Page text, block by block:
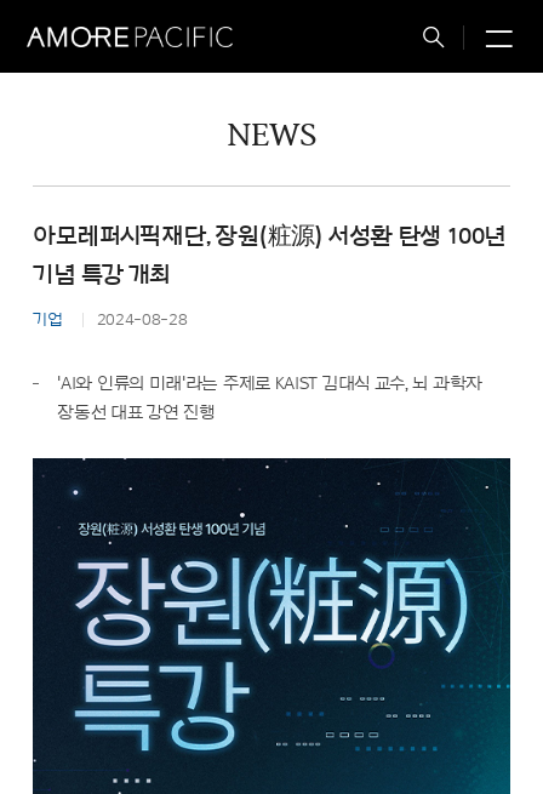
Total
NEWS
아모레퍼시픽재단, 장원(粧源) 서성환 탄생 100년
기념 특강 개최
기업 2024-08-28
'AI와 인류의 미래'라는 주제로 KAIST 김대식 교수, 뇌 과학자
장동선 대표 강연 진행